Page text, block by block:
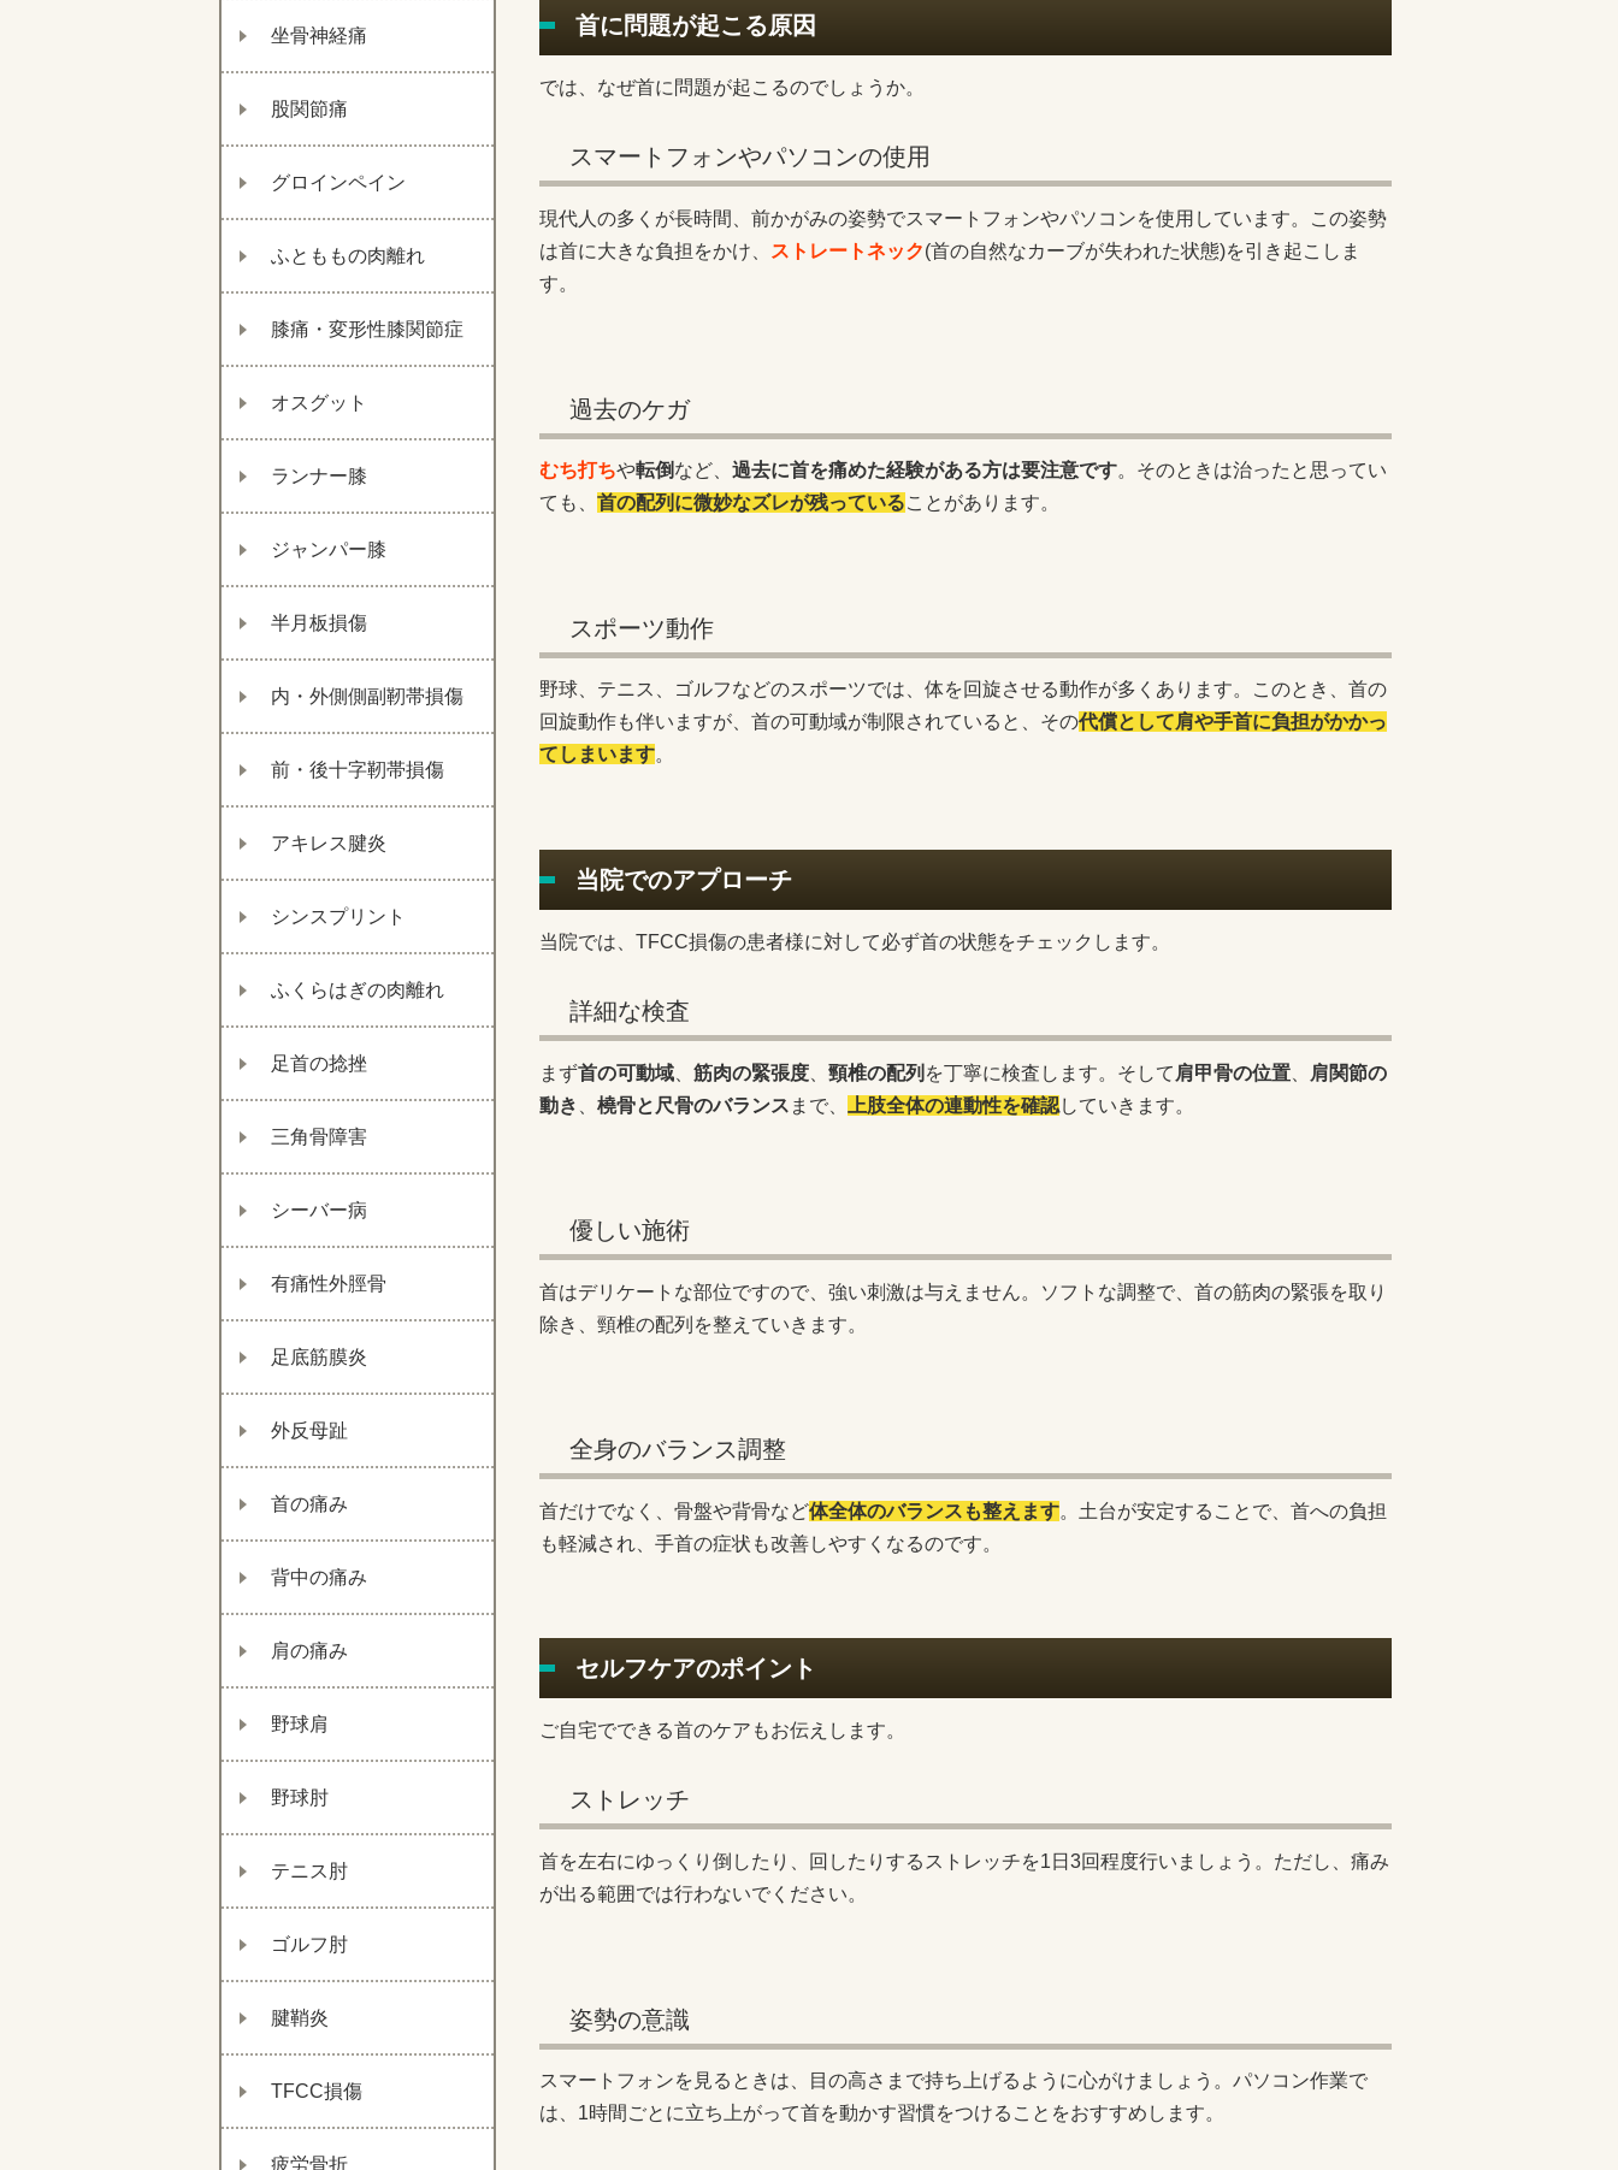
坐骨神経痛
股関節痛
グロインペイン
ふとももの肉離れ
膝痛・変形性膝関節症
オスグット
ランナー膝
ジャンパー膝
半月板損傷
内・外側側副靭帯損傷
前・後十字靭帯損傷
アキレス腱炎
シンスプリント
ふくらはぎの肉離れ
足首の捻挫
三角骨障害
シーバー病
有痛性外脛骨
足底筋膜炎
外反母趾
首の痛み
背中の痛み
肩の痛み
野球肩
野球肘
テニス肘
ゴルフ肘
腱鞘炎
TFCC損傷
疲労骨折
首に問題が起こる原因
では、なぜ首に問題が起こるのでしょうか。
スマートフォンやパソコンの使用
現代人の多くが長時間、前かがみの姿勢でスマートフォンやパソコンを使用しています。この姿勢
は首に大きな負担をかけ、
ストレートネック(首の自然なカーブが失われた状態)を引き起こしま
す。
過去のケガ
むち打ちや転倒など、 過去に首を痛めた経験がある方は要注意です。そのときは治ったと思ってい
ても、 首の配列に微妙なズレが残っていることがあります。
スポーツ動作
野球、テニス、ゴルフなどのスポーツでは、体を回旋させる動作が多くあります。このとき、首の
回旋動作も伴いますが、首の可動域が制限されていると、その代償として肩や手首に負担がかかっ
てしまいます。
当院でのアプローチ
当院では、TFCC損傷の患者様に対して必ず首の状態をチェックします。
詳細な検査
まず首の可動域 筋肉の緊張度 頸椎の配列 を丁寧に検査します。そして 肩甲骨の位置
肩関節の
動き
橈骨と尺骨のバランス まで、 上肢全体の連動性を確認していきます。
優しい施術
首はデリケートな部位ですので、強い刺激は与えません。ソフトな調整で、首の筋肉の緊張を取り
除き、頸椎の配列を整えていきます。
全身のバランス調整
首だけでなく、骨盤や背骨など体全体のバランスも整えます。土台が安定することで、首への負担
も軽減され、手首の症状も改善しやすくなるのです。
セルフケアのポイント
ご自宅でできる首のケアもお伝えします。
ストレッチ
首を左右にゆっくり倒したり、回したりするストレッチを1日3回程度行いましょう。ただし、痛み
が出る範囲では行わないでください。
姿勢の意識
スマートフォンを見るときは、目の高さまで持ち上げるように心がけましょう。パソコン作業で
は、1時間ごとに立ち上がって首を動かす習慣をつけることをおすすめします。